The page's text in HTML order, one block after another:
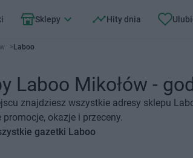
Sklepy Hity dnia
>Laboo
Laboo Mikołów -
znajdziesz wszystkie adresy sklepu
promocje, okazje i przeceny.
gazetki Laboo